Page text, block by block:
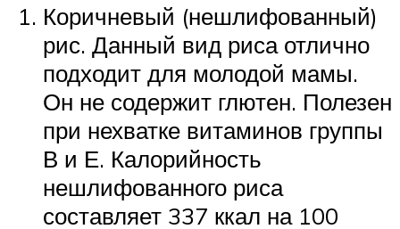
Коричневый (нешлифованный)
рис. Данный вид риса отлично
подходит для молодой мамы.
Он не содержит глютен. Полезен
при нехватке витаминов группы
В и Е. Калорийность
нешлифованного риса
составляет 337 ккал на 100